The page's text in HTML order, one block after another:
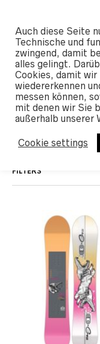
START/ PRODUKT
FILTERS
Auch diese Seite
Technische und
zwingend, damit
alles gelingt.
Cookies, damit wir
wiedererkennen
messen können,
mit denen wir Sie
außerhalb unserer
Cookie settings